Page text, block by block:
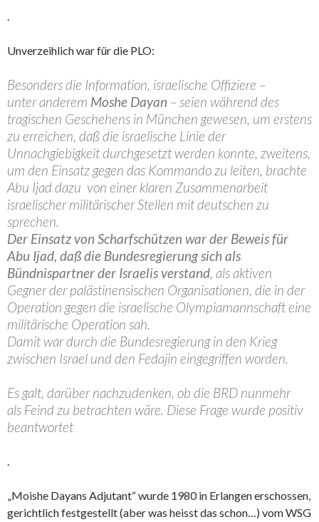
.
Unverzeihlich war für die PLO:
Besonders die Information, israelische Offiziere –
unter anderem Moshe Dayan – seien während des
tragischen Geschehens in München gewesen, um erstens
zu erreichen, daß die israelische Linie der
Unnachgiebigkeit durchgesetzt werden konnte, zweitens,
um den Einsatz gegen das Kommando zu leiten, brachte
Abu Ijad dazu von einer klaren Zusammenarbeit
israelischer militärischer Stellen mit deutschen zu
sprechen.
Der Einsatz von Scharfschützen war der Beweis für
Abu Ijad, daß die Bundesregierung sich als
Bündnispartner der Israelis verstand, als aktiven
Gegner der palästinensischen Organisationen, die in der
Operation gegen die israelische Olympiamannschaft eine
militärische Operation sah.
Damit war durch die Bundesregierung in den Krieg
zwischen Israel und den Fedajin eingegriffen worden.
Es galt, darüber nachzudenken, ob die BRD nunmehr
als Feind zu betrachten wäre. Diese Frage wurde positiv
beantwortet
.
„Moishe Dayans Adjutant“ wurde 1980 in Erlangen erschossen,
gerichtlich festgestellt (aber was heisst das schon…) vom WSG